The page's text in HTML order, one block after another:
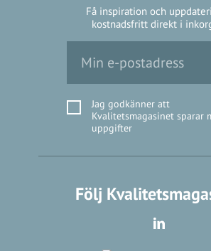
Få inspiration och
kostnadsfritt direkt i
Jag godkänner att
Kvalitetsmagasinet sparar
uppgifter
Följ